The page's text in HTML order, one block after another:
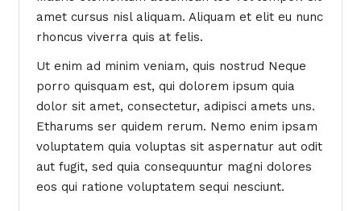
amet cursus nisl aliquam. Aliquam et elit eu nunc
rhoncus viverra quis at felis.
Ut enim ad minim veniam, quis nostrud Neque
porro quisquam est, qui dolorem ipsum quia
dolor sit amet, consectetur, adipisci amets uns.
Etharums ser quidem rerum. Nemo enim ipsam
voluptatem quia voluptas sit aspernatur aut odit
aut fugit, sed quia consequuntur magni dolores
eos qui ratione voluptatem sequi nesciunt.